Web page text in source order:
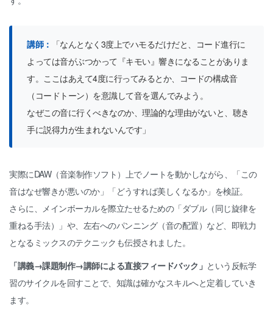
講師：
「なんとなく3度上でハモるだけだと、コード進行に
よっては音がぶつかって『キモい』響きになることがありま
す。ここはあえて4度に行ってみるとか、コードの構成音
（コードトーン）を意識して音を選んでみよう。
なぜこの音に行くべきなのか、理論的な理由がないと、聴き
手に説得力が生まれないんです」
実際にDAW（音楽制作ソフト）上でノートを動かしながら、「この
音はなぜ響きが悪いのか」「どうすれば美しくなるか」を検証。
さらに、メインボーカルを際立たせるための「ダブル（同じ旋律を
重ねる手法）」や、左右へのパンニング（音の配置）など、即戦力
となるミックスのテクニックも伝授されました。
「講義→課題制作→講師による直接フィードバック」 という反転学
習のサイクルを回すことで、知識は確かなスキルへと定着していき
ます。